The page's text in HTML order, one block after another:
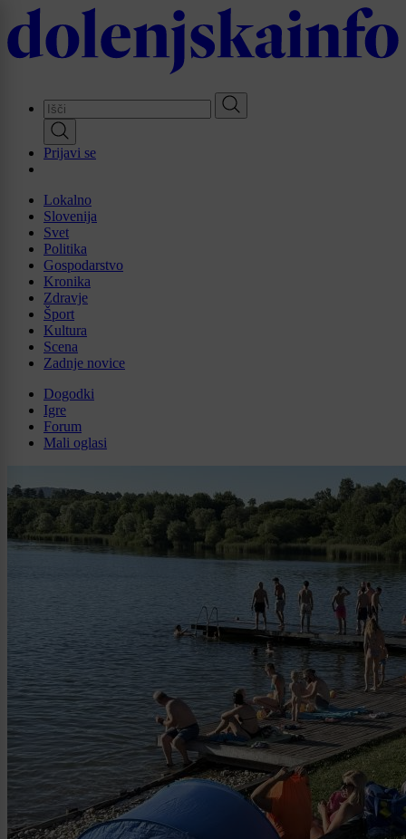
Skip
to
main
Prijavi se
Lokalno
Slovenija
Svet
Politika
Gospodarstvo
Kronika
Zdravje
Šport
Kultura
Scena
Zadnje novice
Dogodki
Igre
Forum
Mali oglasi